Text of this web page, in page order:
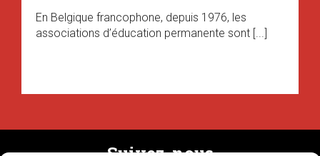
En Belgique francophone, depuis 1976, les
associations d’éducation permanente sont [...]